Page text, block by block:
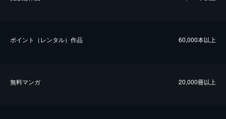
ポイント（レンタル）作品 60,000本以上
無料マンガ 20,000冊以上